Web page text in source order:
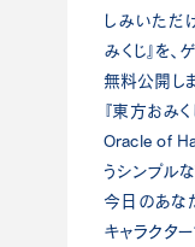
しみいただ
みくじ』を
無料公開しま
『東方おみ
Oracle of
うシンプル
今日のあな
キャラクタ